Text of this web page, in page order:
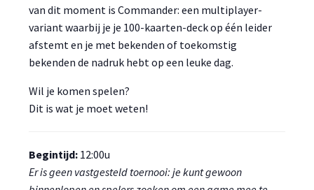
van dit moment is Commander: een multiplayer-
variant waarbij je je 100-kaarten-deck op één leider
afstemt en je met bekenden of toekomstig
bekenden de nadruk hebt op een leuke dag.
Wil je komen spelen?
Dit is wat je moet weten!
Begintijd: 12:00u
Er is geen vastgesteld toernooi: je kunt gewoon